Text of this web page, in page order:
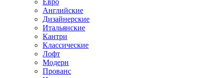
Евро
Английские
Дизайнерские
Итальянские
Кантри
Классические
Лофт
Модерн
Прованс